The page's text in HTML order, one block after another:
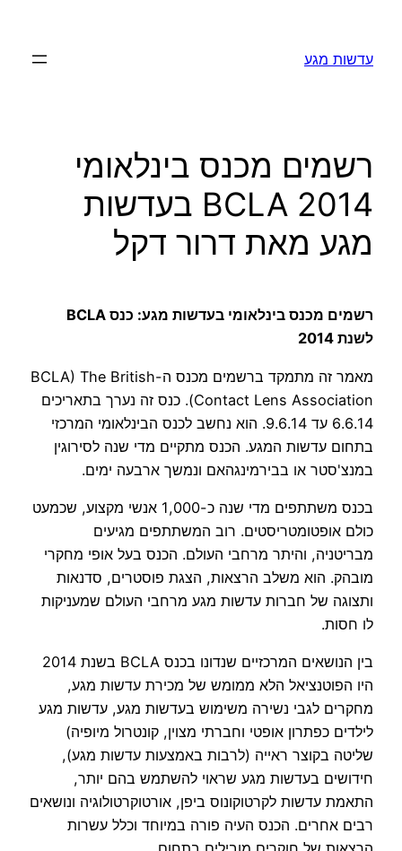
עדשות מגע
רשמים מכנס בינלאומי
BCLA 2014 בעדשות
מגע מאת דרור דקל
רשמים מכנס בינלאומי בעדשות מגע: כנס BCLA
לשנת 2014
מאמר זה מתמקד ברשמים מכנס ה-BCLA) The British
Contact Lens Association). כנס זה נערך בתאריכים
6.6.14 עד 9.6.14. הוא נחשב לכנס הבינלאומי המרכזי
בתחום עדשות המגע. הכנס מתקיים מדי שנה לסירוגין
במנצ'סטר או בבירמינגהאם ונמשך ארבעה ימים.
בכנס משתתפים מדי שנה כ-1,000 אנשי מקצוע, שכמעט
כולם אופטומטריסטים. רוב המשתתפים מגיעים
מבריטניה, והיתר מרחבי העולם. הכנס בעל אופי מחקרי
מובהק. הוא משלב הרצאות, הצגת פוסטרים, סדנאות
ותצוגה של חברות עדשות מגע מרחבי העולם שמעניקות
לו חסות.
בין הנושאים המרכזיים שנדונו בכנס BCLA בשנת 2014
היו הפוטנציאל הלא ממומש של מכירת עדשות מגע,
מחקרים לגבי נשירה משימוש בעדשות מגע, עדשות מגע
לילדים כפתרון אופטי וחברתי מצוין, קונטרול מיופיה)
שליטה בקוצר ראייה (לרבות באמצעות עדשות מגע),
חידושים בעדשות מגע שראוי להשתמש בהם יותר,
התאמת עדשות לקרטוקונוס ביפן, אורטוקרטולוגיה ונושאים
רבים אחרים. הכנס העיה פורה במיוחד וכלל עשרות